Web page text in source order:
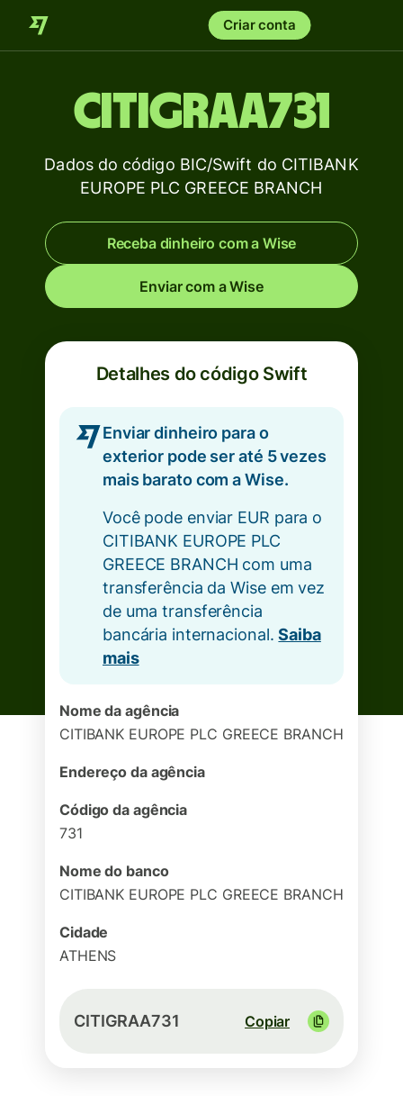
Criar conta
CITIGRAA731
Dados do código BIC/Swift do CITIBANK
EUROPE PLC GREECE BRANCH
Receba dinheiro com a Wise
Enviar com a Wise
Detalhes do código Swift
Enviar dinheiro para o
exterior pode ser até 5 vezes
mais barato com a Wise.
Você pode enviar EUR para o
CITIBANK EUROPE PLC
GREECE BRANCH com uma
transferência da Wise em vez
de uma transferência
bancária internacional.Saiba
mais
Nome da agência
CITIBANK EUROPE PLC GREECE BRANCH
Endereço da agência
Código da agência
731
Nome do banco
CITIBANK EUROPE PLC GREECE BRANCH
Cidade
ATHENS
CITIGRAA731 Copiar